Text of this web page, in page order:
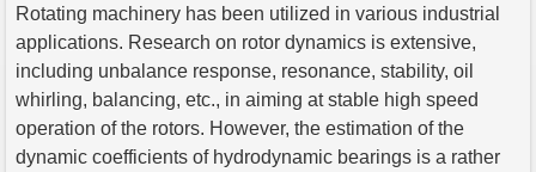
Rotating machinery has been utilized in various industrial
applications. Research on rotor dynamics is extensive,
including unbalance response, resonance, stability, oil
whirling, balancing, etc., in aiming at stable high speed
operation of the rotors. However, the estimation of the
dynamic coefficients of hydrodynamic bearings is a rather